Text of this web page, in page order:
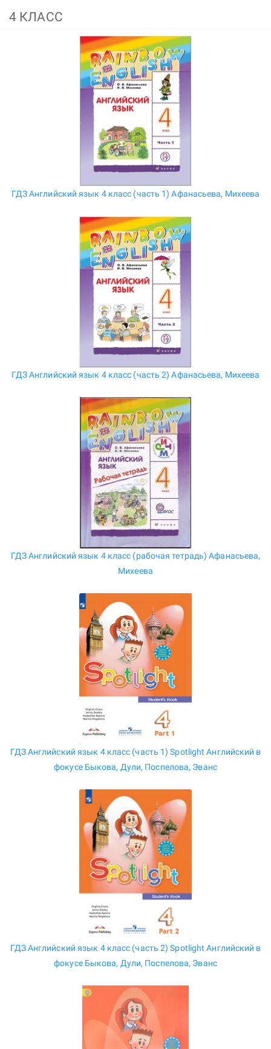
4 КЛАСС
ГДЗ Английский язык 4 класс (часть 1) Афанасьева, Михеева
ГДЗ Английский язык 4 класс (часть 2) Афанасьева, Михеева
ГДЗ Английский язык 4 класс (рабочая тетрадь) Афанасьева,
Михеева
ГДЗ Английский язык 4 класс (часть 1) Spotlight Английский в
фокусе Быкова, Дули, Поспелова, Эванс
ГДЗ Английский язык 4 класс (часть 2) Spotlight Английский в
фокусе Быкова, Дули, Поспелова, Эванс